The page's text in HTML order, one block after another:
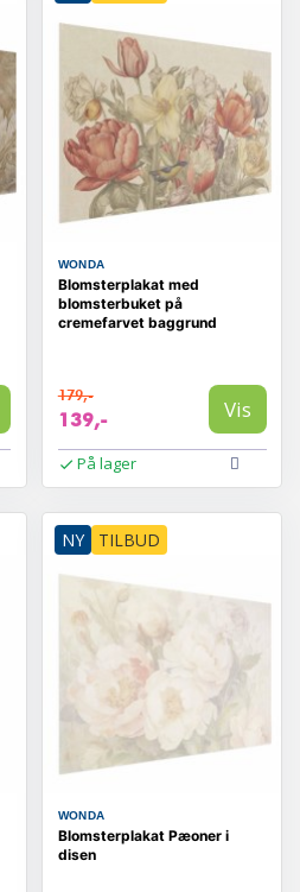
WONDA
Blomsterplakat med
blomsterbuket på
cremefarvet baggrund
179,-
139,- Vis
På lager
NY TILBUD
WONDA
Blomsterplakat Pæoner i
disen